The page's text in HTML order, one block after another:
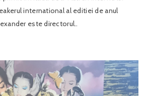
international al editiei de anul
este directorul..